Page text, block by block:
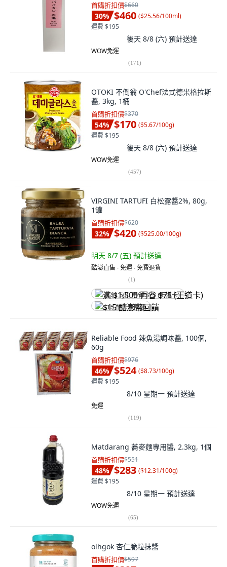
首購折扣價$660
30% $460 ($25.56/100ml)
運費 $195
後天 8/8 (六) 預計送達
WOW免運
(171)
OTOKI 不倒翁 O'Chef法式德米格拉斯
醬, 3kg, 1桶
首購折扣價$370
54% $170 ($5.67/100g)
運費 $195
後天 8/8 (六) 預計送達
WOW免運
(457)
VIRGINI TARTUFI 白松露醬2%, 80g,
1罐
首購折扣價$620
32% $420 ($525.00/100g)
明天 8/7 (五) 預計送達
酷澎直售 ∙ 免運 ∙ 免費退貨
(1)
满 $1,500 再省 $75 (王道卡)
$15 酷澎幣回饋
Reliable Food 辣魚湯調味醬, 100個,
60g
首購折扣價$976
46% $524 ($8.73/100g)
運費 $195
8/10 星期一 預計送達
免運
(119)
Matdarang 蕎麥麵專用醬, 2.3kg, 1個
首購折扣價$551
48% $283 ($12.31/100g)
運費 $195
8/10 星期一 預計送達
WOW免運
(65)
olhgok 杏仁脆粒抹醬
首購折扣價$597